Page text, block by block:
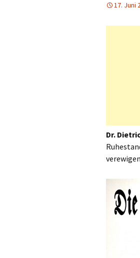
17. Juni
Dr.